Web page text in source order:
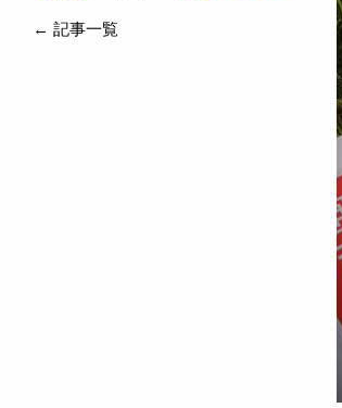
← 記事一覧